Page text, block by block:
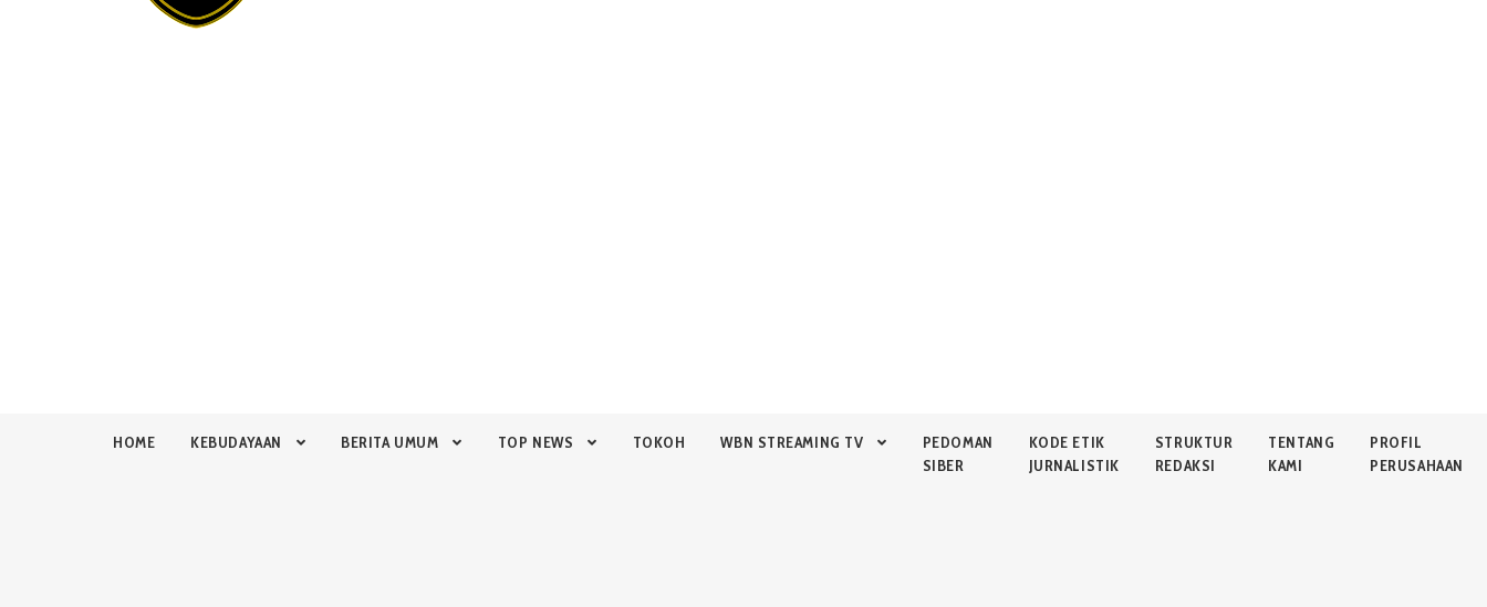
HOME KEBUDAYAAN BERITA UMUM TOP NEWS TOKOH WBN STREAMING TV
PEDOMAN
SIBER
KODE ETIK
JURNALISTIK
STRUKTUR
REDAKSI
TENTANG
KAMI
PROFIL
PERUSAHAAN